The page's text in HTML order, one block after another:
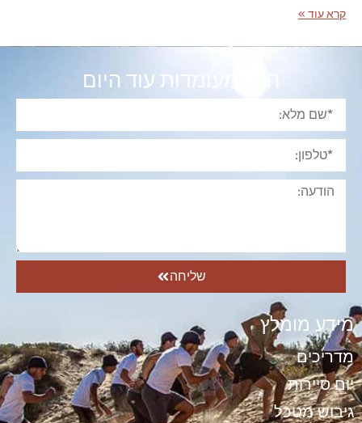
קרא עוד »
הגש מעומדות עוד היום
שליחה
מידע מומלץ
מדריכים
יום סיירות
גיבוש מטכל